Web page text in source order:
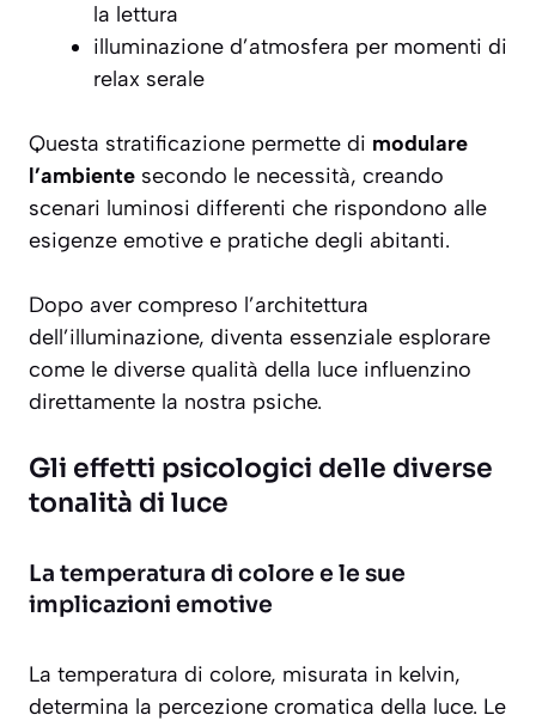
la lettura
illuminazione d’atmosfera per momenti di
relax serale
Questa stratificazione permette di modulare
l’ambiente secondo le necessità, creando
scenari luminosi differenti che rispondono alle
esigenze emotive e pratiche degli abitanti.
Dopo aver compreso l’architettura
dell’illuminazione, diventa essenziale esplorare
come le diverse qualità della luce influenzino
direttamente la nostra psiche.
Gli effetti psicologici delle diverse
tonalità di luce
La temperatura di colore e le sue
implicazioni emotive
La temperatura di colore, misurata in kelvin,
determina la percezione cromatica della luce. Le